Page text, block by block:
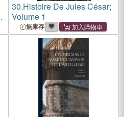
30.Histoire De Jules César;
Volume 1
無庫存